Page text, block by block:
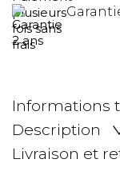
Informations
Description
Livraison et